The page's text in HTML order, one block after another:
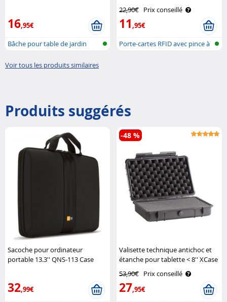
16,95€
Bâche pour table de jardin
22,90€ Prix conseillé
11,95€
Porte-cartes RFID avec pince à
Voir tous les produits similaires
Produits suggérés
Sacoche pour ordinateur
portable 13.3'' QNS-113 Case
32,99€
Valisette technique antichoc et
étanche pour tablette < 8'' XCase
53,90€ Prix conseillé
27,95€
-48 %